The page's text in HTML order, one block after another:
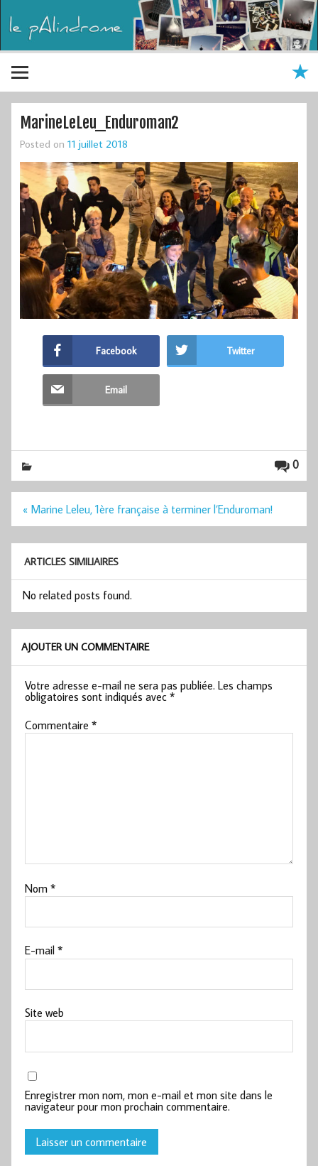
MarineLeLeu_Enduroman2
Posted on 11 juillet 2018
Facebook Twitter
Email
0
Navigation
l’article
« Marine Leleu, 1ère française à terminer l’Enduroman!
ARTICLES SIMILIAIRES
No related posts found.
AJOUTER UN COMMENTAIRE
Votre adresse e-mail ne sera pas publiée. Les champs
obligatoires sont indiqués avec*
Commentaire*
Nom*
E-mail*
Site web
Enregistrer mon nom, mon e-mail et mon site dans le
navigateur pour mon prochain commentaire.